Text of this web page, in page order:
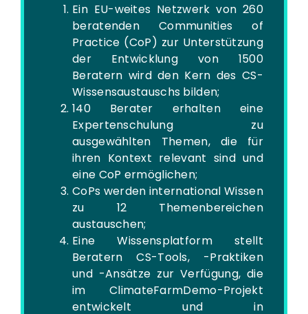
Ein EU-weites Netzwerk von 260
beratenden Communities of
Practice (CoP) zur Unterstützung
der Entwicklung von 1500
Beratern wird den Kern des CS-
Wissensaustauschs bilden;
140 Berater erhalten eine
Expertenschulung zu
ausgewählten Themen, die für
ihren Kontext relevant sind und
eine CoP ermöglichen;
CoPs werden international Wissen
zu 12 Themenbereichen
austauschen;
Eine Wissensplatform stellt
Beratern CS-Tools, -Praktiken
und -Ansätze zur Verfügung, die
im ClimateFarmDemo-Projekt
entwickelt und in